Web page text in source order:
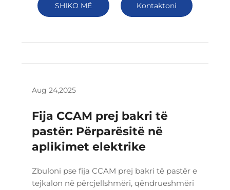
SHIKO MË Kontaktoni
Aug 24,2025
Fija CCAM prej bakri të
pastër: Përparësitë në
aplikimet elektrike
Zbuloni pse fija CCAM prej bakri të pastër e
tejkalon në përcjellshmëri, qëndrueshmëri